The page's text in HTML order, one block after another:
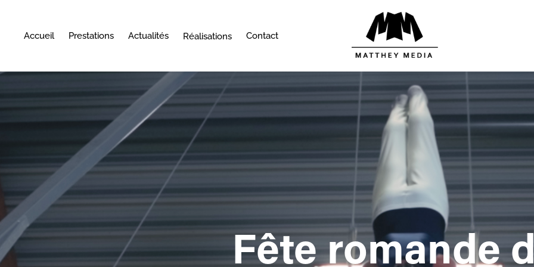
Accueil Prestations Actualités Réalisations Contact
Fête romande